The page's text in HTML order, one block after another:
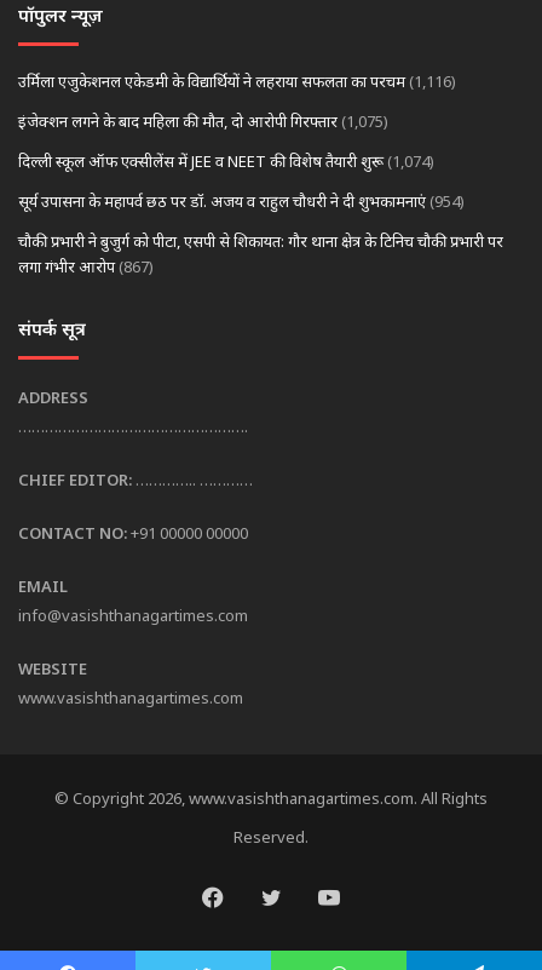
पॉपुलर न्यूज़
उर्मिला एजुकेशनल एकेडमी के विद्यार्थियों ने लहराया सफलता का परचम (1,116)
इंजेक्शन लगने के बाद महिला की मौत, दो आरोपी गिरफ्तार (1,075)
दिल्ली स्कूल ऑफ एक्सीलेंस में JEE व NEET की विशेष तैयारी शुरू (1,074)
सूर्य उपासना के महापर्व छठ पर डॉ. अजय व राहुल चौधरी ने दी शुभकामनाएं (954)
चौकी प्रभारी ने बुजुर्ग को पीटा, एसपी से शिकायत: गौर थाना क्षेत्र के टिनिच चौकी प्रभारी पर
लगा गंभीर आरोप (867)
संपर्क सूत्र
ADDRESS
…………………………………………….
CHIEF EDITOR: ………….. …………
CONTACT NO:+91 00000 00000
EMAIL
info@vasishthanagartimes.com
WEBSITE
www.vasishthanagartimes.com
© Copyright 2026, www.vasishthanagartimes.com. All Rights
Reserved.
Facebook
TwitterYouTube